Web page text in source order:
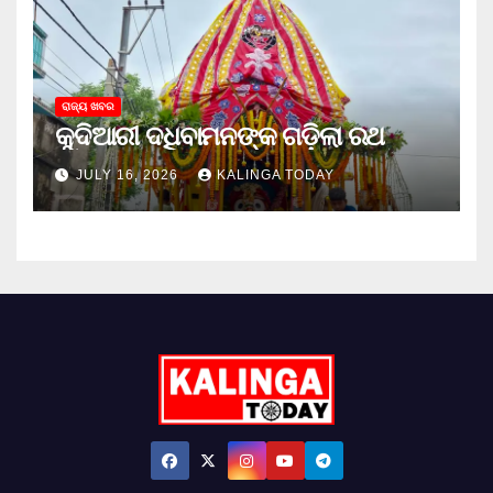
ରାଜ୍ୟ ଖବର
କୁଦିଆରୀ ଦଧିବାମନଙ୍କ ଗଡ଼ିଲା ରଥ
JULY 16, 2026 KALINGA TODAY